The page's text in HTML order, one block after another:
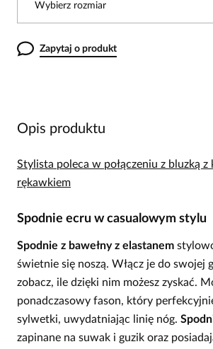
Wybierz rozmiar
Zapytaj o produkt
Opis produktu
Stylista poleca w połączeniu z bluzką
rękawkiem
Spodnie ecru w casualowym stylu
Spodnie z bawełny z elastanem
świetnie się noszą. Włącz je do swojej
zobacz, ile dzięki nim możesz zyskać.
ponadczasowy fason, który
sylwetki, uwydatniając linię nóg.
zapinane na suwak i guzik oraz